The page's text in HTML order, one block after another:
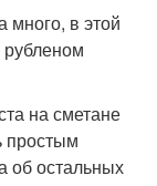
много, в этой
на сметане
простым
об остальных